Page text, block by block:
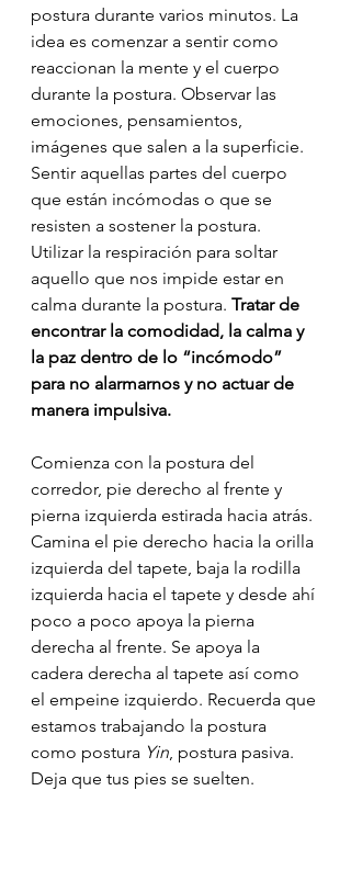
postura durante varios minutos. La
idea es comenzar a sentir como
reaccionan la mente y el cuerpo
durante la postura. Observar las
emociones, pensamientos,
imágenes que salen a la superficie.
Sentir aquellas partes del cuerpo
que están incómodas o que se
resisten a sostener la postura.
Utilizar la respiración para soltar
aquello que nos impide estar en
calma durante la postura. Tratar de
encontrar la comodidad, la calma y
la paz dentro de lo “incómodo”
para no alarmarnos y no actuar de
manera impulsiva.
Comienza con la postura del
corredor, pie derecho al frente y
pierna izquierda estirada hacia atrás.
Camina el pie derecho hacia la orilla
izquierda del tapete, baja la rodilla
izquierda hacia el tapete y desde ahí
poco a poco apoya la pierna
derecha al frente. Se apoya la
cadera derecha al tapete así como
el empeine izquierdo. Recuerda que
estamos trabajando la postura
como postura Yin, postura pasiva.
Deja que tus pies se suelten.